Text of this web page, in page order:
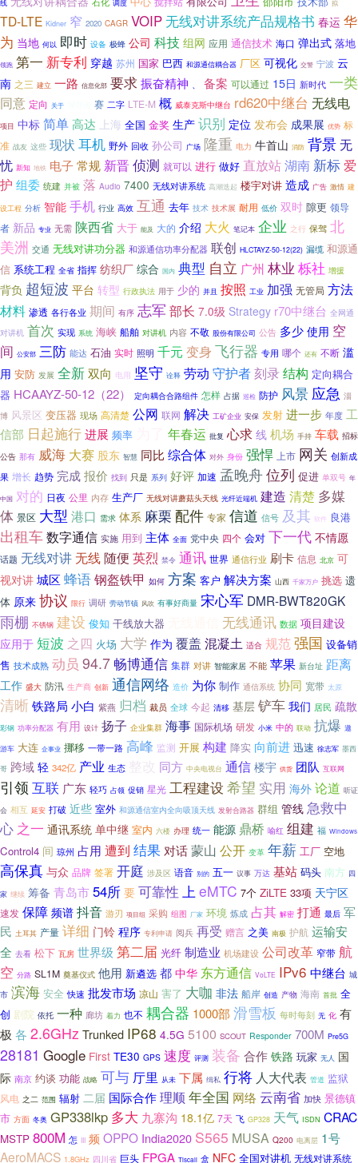
线 调度 拟
TD-LTE Kidner 窄 2020 CAGR VOIP无线对讲系统产品规格书 春运 华
为 当地 何以 即时 设备 极蜂 公司 科技组网 应用 通信技术 海口 弹出式 落地
领跑 第一 新专利 穿越 苏州 国家 巴西 和源通信耦合器 厂区 可视化 交警 宁波 云
南 之三 建立 一路 信息化部 要求 振奋精神 、 备案 可以通过 15日 新时代 一类
同意 定向 关于 赛 二字 LTE-M 概 威泰克斯中继台 rd620中继台 无线电
项目 中标 简单高达 上海 全国 金奖 生产 识别 定位 发布会 成果展 优势 标
准 战友 这些 现状 耳机 野外 回收 孙公司 广场 隆重 电力 牛首山 消防 背景无
忧 新知 地铁 电子常规 新晋侦测 就可以 进行 做好 直放站湖南 新标爱
护 组委 统建 并被 落 Audio 7400 无线对讲系统 高潮迭起 楼宇对讲 造成 广告 激情 建
设工程 分析 智能 手机 行业 高效 互通 去年 技术 技术展 耐用 低价 双时 隙更 领导
者 新品 专业 无需 陕西省 大于 能及 大的 介绍 大火 笔记本 企业 之行 保驾 北
美洲 交通 无线对讲功分器 和源通信功率分配器 联创 HLCTAYZ-50-12(22) 漏缆 和源通
信 系统工程 全省 指挥 纺织厂 综合 国内 典型 自立 广州 林业 栎社 增援
背负 超短波 平台 转型 行政执法 用于 少的 并且 按照 工业 加强 无管局 方法
材料 渗透 各行各业 期间 有序 志军 部长 7.0级 Strategy r70中继台 全网通
对讲机 首次 实现 系统 海峡 船舶 对讲机 内容 不敬 股份有限公司 公告 多少 使用 空
间 公安部 三防 能达 石油 实时 照明 千元 变身 飞行器 专用 哪个 还有 不断 滥
用 安防 发展 全新双向 电用 坚守 诠释 劳动 守护者刻录 结构 定向耦合
器 HCAAYZ-50-12（22） 定向耦合合路组件 怎样 占据 巡检 防护 风景 应急 淄
博 风景区 变压器 现场 高清楚 公网 联网 解决 工矿企业 安保 发射 进一步 年度 工
信部 日起施行进展 频率 年春运 批复 心求 线 机场 手持 车载 招标
公告 那有 威海 大赛 股东 智慧 同比 综合体 对外 身份 强悍 上市 网关 创新成
果 增长 趋势 完成报价 找到 只是 系列 好评 加速 孟晚舟位列 促进 单双号 年
中国 对的 日夜 公里 内存 生产厂 无线对讲蘑菇头天线 光纤近端机 建造 清楚 多媒
体 景区 大型 港口 需求 体系 麻栗 配件 专家 信道 信号 及其 软件 良港
出租车数字通信 实施 用到 主体 全面 党中央 四个 会对 下一代 不情愿
话题 无线对讲无线随便 英烈 禁令 通讯 世界 通信行业 刷卡 信息 北京 可
视对讲 城区 蜂语钢盔铁甲 如何 方案 客户 解决方案 山西 千家万户 挑选 遗
体 原来协议 限行 调研 劳动节镇 风吹 有事好商量 宋心军 DMR-BWT820GK
雨棚 不锈钢 建设 俊知 干线放大器 无线通讯 数据 项目建设
应用于 短波 之四 火场 大学 作为 覆盖 混凝土 适合 规范强国 设备销
售 技术成熟 动员 94.7畅博通信 集群 对讲 智能家居 不能 苹果 新台址 距离
工作 盛大 防汛 生产商 创新 通信网络 造价 为你 制作 通信系统 协同 宽带 太原
清晰 铁路局 小白 紫燕 归档 裁员 全球 今起 清移 基层 铲车 我们 居民 疏散
彩钢 功率分配器 有用 设计 扬子 企业集群 海事 国际机场 研发 小米 中的 联动 抗爆 遨
游车 大连 企事业 挪移 一带一路 高峰 监测 开展 构建 降实 向前进 迅速 徐志军 墨西
哥 跨域 轻 342亿 产业 生态 同方 中央电视台 通信 楼宇 供货 团队 互联网
引领 互联 广东 轻巧 占领 促销 星光 工程建设 希望 实用 海外 论道 听证
会 相互 延安 打破 近些 室外 和源通信室内全向吸顶天线 发射合路器 群组 管线 急救中
心 之一 通讯系统 单中继 室内 六楼 办理 统一 能源 鼎桥 喻红 组建 福 Windows
Control4 间 琼州 占用 遭到 结果 对话蒙山 公开 变革 年薪 工厂 空地
高保真 与众 品牌 签署 开庭 涉及区 语音 别的 五一 议事 万达 基站 码头 南方 四
家 继续 筹备 青岛市54所 要 可靠性 上eMTC 7个 ZiLTE 33项 天宁区
速发 保障 频谱 抖音 游刃 项目组 采购 组图 厂家 环境 炼成 占其 解密 打通 最后 军
民 土耳其 产量 详细 门铃 程序 专利申请 阅兵 再受 赠言 之美 南极 护航 运输安
全 去看 松下 瓦房 世界级 第二届 光纤 制造业 机场建设 公司改革 窄带 航
空 分路 SL1M 奠基仪式 他用 新遴选 都 中华 东方通信 VoLTE IPv6 中继台 城
市 滨海 安全 快速 批发市场 凉山 害了 大咖 非法 船岸 创造 产物 海南 首批 全
创 剧院 依托 一种 廊坊 着力 也不 耦合器 1000部 滑雪板 每时每刻 无 化 有
极 各 2.6GHz Trunked IP68 4.5G 5100 SCOUT Responder 700M Pre5G
28181 Google First TE30 GPS 速度 评测 装备 合作 铁路 玩家 无人 国
际 南京 约谈 功能 战略 可与 厅里 从未 下属 缉私 行将 人大代表 管道 监狱
风电 之二 范围 辐射 二届 国际合作理顺 年全国 网络 云南省 加快 景德镇
市 方面 冬奥 GP338lkp 多大 九寨沟 18.1亿 7天 飞 GP328 天气 ISDN CRAC
MSTP 800M 怎 III 频 OPPO India2020 S565 MUSA Q200 电离层 1号
AeroMACS 1.8GHz 四川省 巨头 FPGA Tiscali 盒 NFC 全国对讲机 无线对讲系统